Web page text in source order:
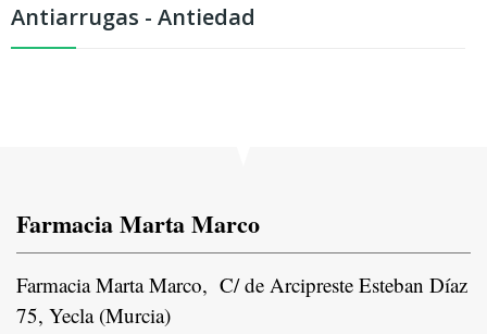
Antiarrugas - Antiedad
Farmacia Marta Marco
Farmacia Marta Marco, C/ de Arcipreste Esteban Díaz
75, Yecla (Murcia)